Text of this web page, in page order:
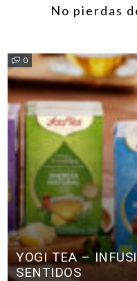
No pierdas
0
YOGI TEA –
SENTIDOS